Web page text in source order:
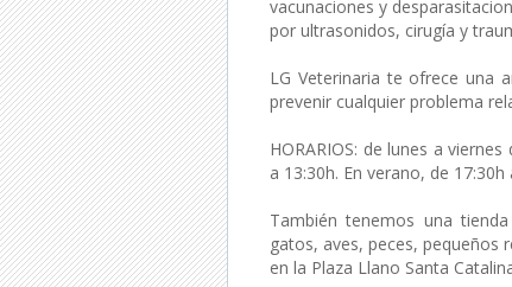
vacunaciones y
por ultrasonidos, cirugía y
LG Veterinaria te ofrece una
prevenir cualquier problema
HORARIOS: de lunes a
a 13:30h. En verano, de
También tenemos una
gatos, aves, peces, pequeños
en la Plaza Llano Santa